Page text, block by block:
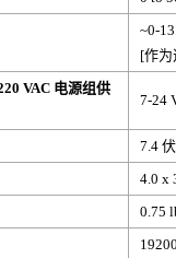
~0-
[作
VAC 电源组供
7-24
7.4
4.0 x
0.75
19200